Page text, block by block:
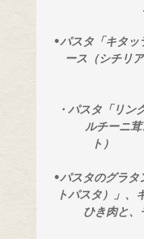
•パスタ「キタッ
ース（シチリ
・パスタ「リン
ルチーニ
ト）　　
•パスタのグラタ
トパスタ）」、
ひき肉と、